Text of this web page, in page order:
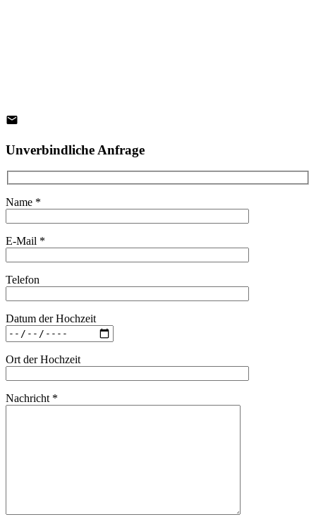
Unverbindliche Anfrage
Name *
E-Mail *
Telefon
Datum der Hochzeit
Ort der Hochzeit
Nachricht *